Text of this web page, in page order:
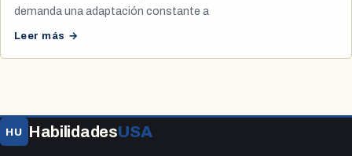
demanda una adaptación constante a
Leer más →
HU HabilidadesUSA